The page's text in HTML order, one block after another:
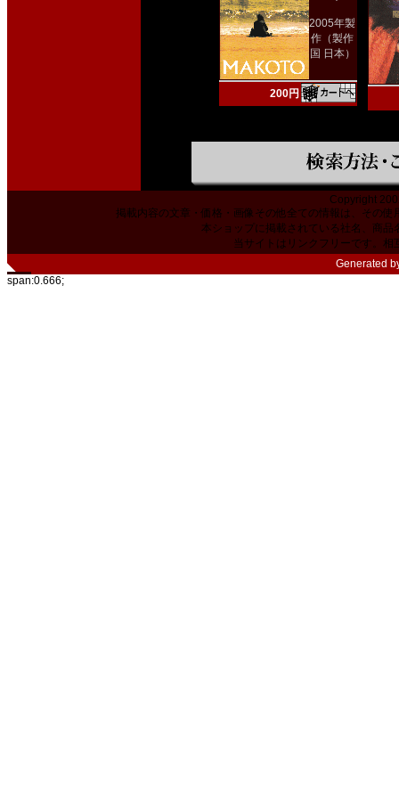
2005年製
作（製作
国 日本）
200円
Copyright
掲載内容の文章・価格・画像その他全ての情報は、その
本ショップに掲載されている社名、商
当サイトはリンクフリーです。相
Generated
span:0.666;